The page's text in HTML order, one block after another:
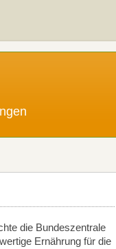
die Bundeszentrale
Ernährung für die